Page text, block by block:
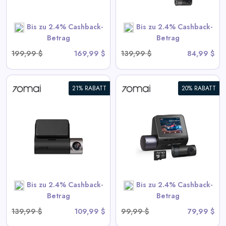
Bis zu 2.4% Cashback-
Betrag
199,99 $
169,99 $
Bis zu 2.4% Cashback-
Betrag
139,99 $
84,99 $
SHOP NOW
21% RABATT
Bis zu 2.4% Cashback-
Betrag
139,99 $
109,99 $
20% RABATT
Bis zu 2.4% Cashback-
Betrag
99,99 $
79,99 $
HDR Dual mit GPS,
Notaufzeichnung, G-Sensor,
App-Steuerung und
kompaktem Design
View All 70mai Deals
SHOP NOW